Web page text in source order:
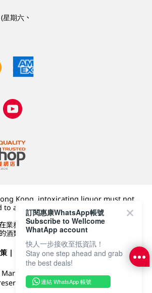
星期六、
Kong, intoxicating liquor must not
to a minor (under 18) in the course of
業務過程中，向未成年人 (18 歲以下人士)
酒類。
| DFI零售集團
Place. The Dairy Farm Company
訂閱惠康WhatsApp帳號
Subscribe to Wellcome
WhatApp account
快人一步接收至抵資訊！
Stay one step ahead and grab
the best deals!
連結 WhatsApp 帳號